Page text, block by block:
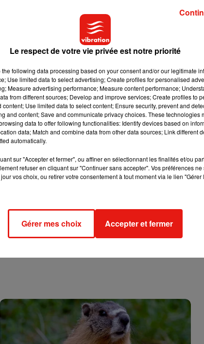
dérogatoire pour autoriser la relève du
permettre au château de Chenonceau de ne
Problème, le
dans l’eau. Sans cette eau, c’est toute la structure qui
Orzechowski a décidé de relever le barrage à
niveau du cours d’eau. Selon la préfecture,« une
fondations du château sera conduite dans les mois qui
d’anticiper dans la perspective »que le phénomène
Le respect de votre vie privée est notre priorité
the following data processing based on your consent and/or our legitimate
Use limited data to select advertising; Create profiles for personalised
Measure advertising performance; Measure content performance;
from different sources; Develop and improve services; Create profiles to
Use limited data to select content; Ensure security, prevent and
and content; Save and communicate privacy choices. These technologies
data to offer following functionalities: Identify devices based on
data; Match and combine data from other data sources; Link different
automatically.
sur "Accepter et fermer", ou affiner en sélectionnant les finalités et/ou
refuser en cliquant sur "Continuer sans accepter". Vos préférences
vos choix, ou retirer votre consentement à tout moment via le lien
Gérer mes choix Accepter et fermer